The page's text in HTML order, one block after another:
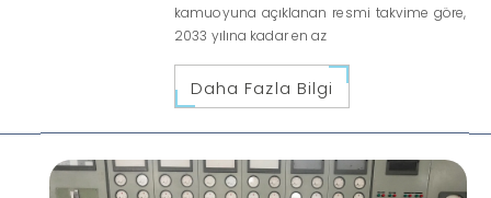
kamuoyuna açıklanan resmi takvime göre,
2033 yılına kadar en az
Daha Fazla Bilgi